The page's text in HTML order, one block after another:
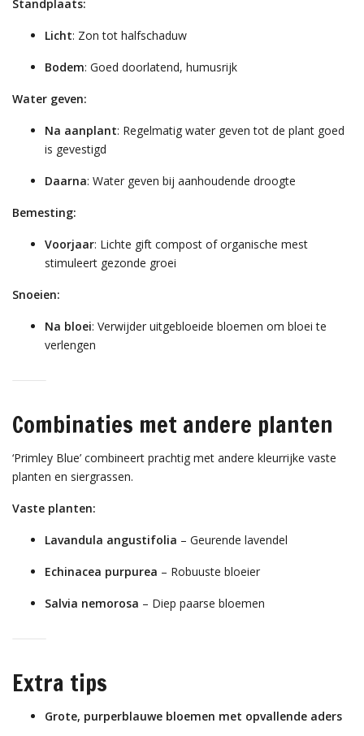
Standplaats:
Licht: Zon tot halfschaduw
Bodem: Goed doorlatend, humusrijk
Water geven:
Na aanplant: Regelmatig water geven tot de plant goed
is gevestigd
Daarna: Water geven bij aanhoudende droogte
Bemesting:
Voorjaar: Lichte gift compost of organische mest
stimuleert gezonde groei
Snoeien:
Na bloei: Verwijder uitgebloeide bloemen om bloei te
verlengen
Combinaties met andere planten
‘Primley Blue’ combineert prachtig met andere kleurrijke vaste
planten en siergrassen.
Vaste planten:
Lavandula angustifolia – Geurende lavendel
Echinacea purpurea – Robuuste bloeier
Salvia nemorosa – Diep paarse bloemen
Extra tips
Grote, purperblauwe bloemen met opvallende aders